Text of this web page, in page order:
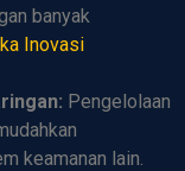
banyak
Inovasi
Pengelolaan
keamanan lain.